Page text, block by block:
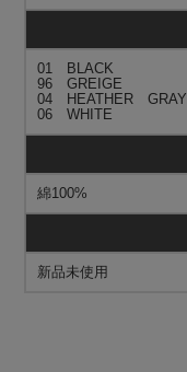
01 BLACK
96 GREIGE
04 HEATHER GRAY
06 WHITE
綿100%
新品未使用